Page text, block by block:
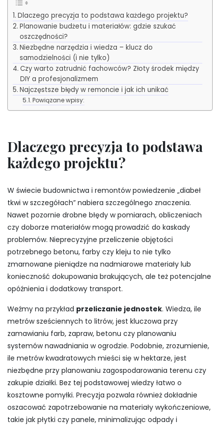
Dlaczego precyzja to podstawa każdego projektu?
Planowanie budżetu i materiałów: gdzie szukać
oszczędności?
Niezbędne narzędzia i wiedza – klucz do
samodzielności (i nie tylko)
Czy warto zatrudnić fachowców? Złoty środek między
DIY a profesjonalizmem
Najczęstsze błędy w remoncie i jak ich unikać
Powiązane wpisy:
Dlaczego precyzja to podstawa
każdego projektu?
W świecie budownictwa i remontów powiedzenie „diabeł
tkwi w szczegółach” nabiera szczególnego znaczenia.
Nawet pozornie drobne błędy w pomiarach, obliczeniach
czy doborze materiałów mogą prowadzić do kaskady
problemów. Nieprecyzyjne przeliczenie objętości
potrzebnego betonu, farby czy kleju to nie tylko
zmarnowane pieniądze na nadmiarowe materiały lub
konieczność dokupowania brakujących, ale też potencjalne
opóźnienia i dodatkowy transport.
Weźmy na przykład przeliczanie jednostek. Wiedza, ile
metrów sześciennych to litrów, jest kluczowa przy
zamawianiu farb, zapraw, betonu czy planowaniu
systemów nawadniania w ogrodzie. Podobnie, zrozumienie,
ile metrów kwadratowych mieści się w hektarze, jest
niezbędne przy planowaniu zagospodarowania terenu czy
zakupie działki. Bez tej podstawowej wiedzy łatwo o
kosztowne pomyłki. Precyzja pozwala również dokładnie
oszacować zapotrzebowanie na materiały wykończeniowe,
takie jak płytki czy panele, minimalizując odpady i